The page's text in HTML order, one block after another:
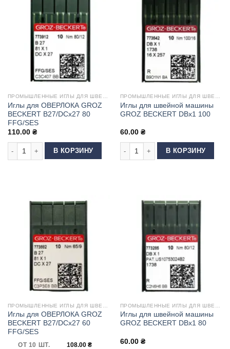
Иглы для ОВЕРЛОКА GROZ
BECKERT B27/DCx27 80
FFG/SES
110.00 ₴
Количество товара Иглы для ОВЕРЛОКА GROZ BECKERT B27/DCx27 80
В КОРЗИНУ
Иглы для швейной машины
GROZ BECKERT DBx1 100
60.00 ₴
Количество товара Иглы для
В КОРЗИНУ
Иглы для ОВЕРЛОКА GROZ
BECKERT B27/DCx27 60
FFG/SES
ОТ 10 ШТ. 108.00 ₴
Иглы для швейной машины
GROZ BECKERT DBx1 80
60.00 ₴